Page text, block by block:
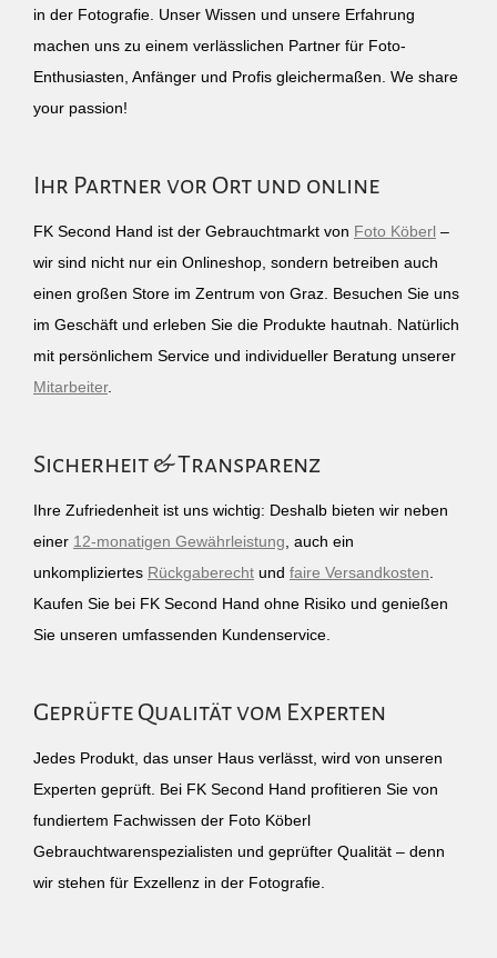
in der Fotografie. Unser Wissen und unsere Erfahrung
machen uns zu einem verlässlichen Partner für Foto-
Enthusiasten, Anfänger und Profis gleichermaßen. We share
your passion!
Ihr Partner vor Ort und online
FK Second Hand ist der Gebrauchtmarkt von Foto Köberl –
wir sind nicht nur ein Onlineshop, sondern betreiben auch
einen großen Store im Zentrum von Graz. Besuchen Sie uns
im Geschäft und erleben Sie die Produkte hautnah. Natürlich
mit persönlichem Service und individueller Beratung unserer
Mitarbeiter.
Sicherheit & Transparenz
Ihre Zufriedenheit ist uns wichtig: Deshalb bieten wir neben
einer 12-monatigen Gewährleistung , auch ein
unkompliziertes Rückgaberecht und faire Versandkosten
Kaufen Sie bei FK Second Hand ohne Risiko und genießen
Sie unseren umfassenden Kundenservice.
Geprüfte Qualität vom Experten
Jedes Produkt, das unser Haus verlässt, wird von unseren
Experten geprüft. Bei FK Second Hand profitieren Sie von
fundiertem Fachwissen der Foto Köberl
Gebrauchtwarenspezialisten und geprüfter Qualität – denn
wir stehen für Exzellenz in der Fotografie.